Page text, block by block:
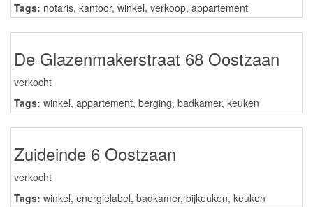
Tags: notaris, kantoor, winkel, verkoop, appartement
De Glazenmakerstraat 68 Oostzaan
verkocht
Tags: winkel, appartement, berging, badkamer, keuken
Zuideinde 6 Oostzaan
verkocht
Tags: winkel, energielabel, badkamer, bijkeuken, keuken